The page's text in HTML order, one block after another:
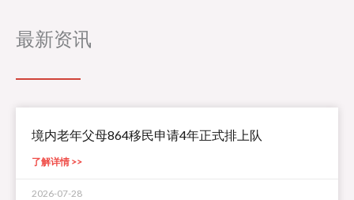
最新资讯
境内老年父母864移民申请4年正式排上队
了解详情 >>
2026-07-28